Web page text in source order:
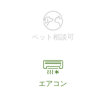
ペット相談可
エアコン